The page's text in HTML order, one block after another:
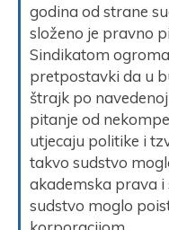
godina od strane
složeno je pravno
Sindikatom
pretpostavki da u
štrajk po
pitanje od
utjecaju politike i
takvo sudstvo
akademska prava i
sudstvo moglo